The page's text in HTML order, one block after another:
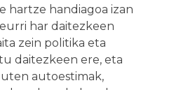
hartze handiagoa izan
har daitezkeen
zein politika eta
daitezkeen ere, eta
autoestimak,